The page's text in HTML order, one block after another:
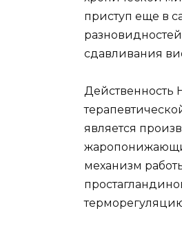
приступ еще в
сдавливания
Действенность
является
механизм